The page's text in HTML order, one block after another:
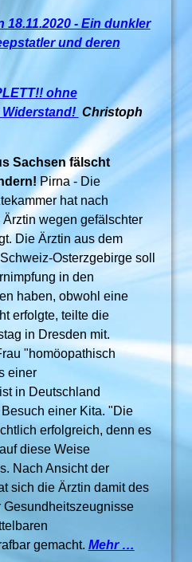
18.11.2020 - Ein dunkler
und deren
ohne
Christoph
Sachsen fälscht
Pirna - Die
hat nach
wegen gefälschter
Die Ärztin aus dem
Osterzgebirge soll
in den
haben, obwohl eine
erfolgte, teilte die
in Dresden mit.
"homöopathisch
einer
in Deutschland
einer Kita. "Die
erfolgreich, denn es
diese Weise
Nach Ansicht der
sich die Ärztin damit des
gemacht. Mehr …